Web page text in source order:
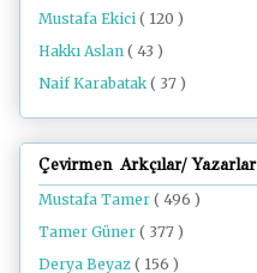
Mustafa Ekici ( 120 )
Hakkı Aslan ( 43 )
Naif Karabatak( 37 )
Çevirmen Arkçılar/ Yazarlar
Mustafa Tamer ( 496 )
Tamer Güner ( 377 )
Derya Beyaz ( 156 )